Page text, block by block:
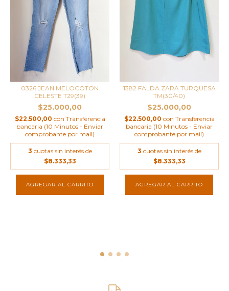
0326 JEAN MELOCOTON
CELESTE T29(39)
$25.000,00
$22.500,00 con Transferencia
bancaria (10 Minutos - Enviar
comprobante por mail)
3 cuotas sin interés de
$8.333,33
1382 FALDA ZARA TURQUESA
TM(30/40)
$25.000,00
$22.500,00 con Transferencia
bancaria (10 Minutos - Enviar
comprobante por mail)
3 cuotas sin interés de
$8.333,33